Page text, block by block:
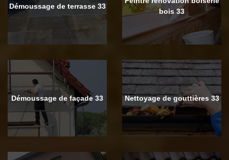
Démoussage de terrasse 33
bois 33
Démoussage de façade 33 Nettoyage de gouttières 33